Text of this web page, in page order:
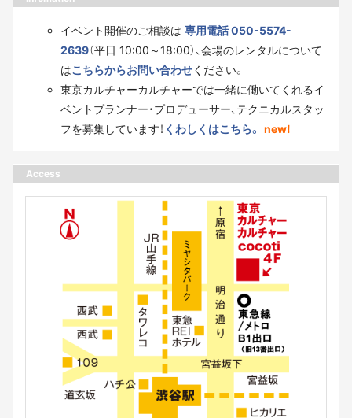
イベント開催のご相談は 専用電話 050-5574-
2639（平日 10:00～18:00）、会場のレンタルについて
はこちらからお問い合わせください。
東京カルチャーカルチャーでは一緒に働いてくれるイ
ベントプランナー・プロデューサー、テクニカルスタッ
フを募集しています！ くわしくはこちら。 new!
Access